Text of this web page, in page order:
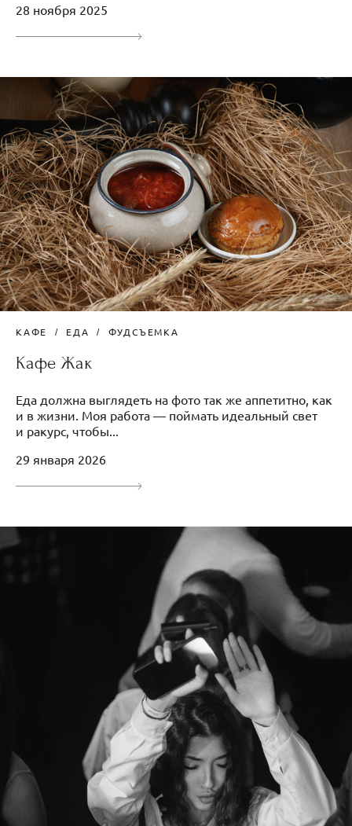
28 ноября 2025
КАФЕ ЕДА ФУДСЪЕМКА
Кафе Жак
Еда должна выглядеть на фото так же аппетитно, как
и в жизни. Моя работа — поймать идеальный свет
и ракурс, чтобы...
29 января 2026